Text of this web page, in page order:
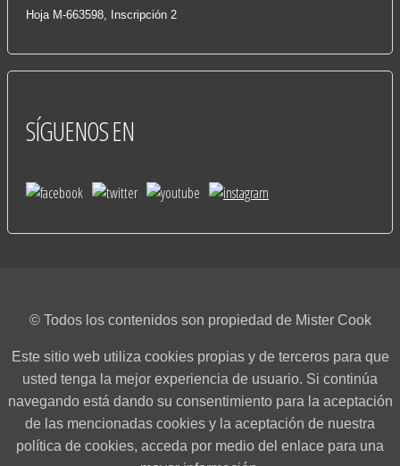
Hoja M-663598, Inscripción 2
SÍGUENOSEN
© Todos los contenidos son propiedad de Mister Cook
Este sitio web utiliza cookies propias y de terceros para que
usted tenga la mejor experiencia de usuario. Si continúa
navegando está dando su consentimiento para la aceptación
de las mencionadas cookies y la aceptación de nuestra
política de cookies, acceda por medio del enlace para una